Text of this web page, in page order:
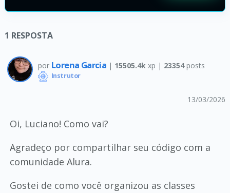
1 RESPOSTA
por Lorena Garcia | 15505.4k xp | 23354posts
Instrutor
13/03/2026
Oi, Luciano! Como vai?
Agradeço por compartilhar seu código com a
comunidade Alura.
Gostei de como você organizou as classes